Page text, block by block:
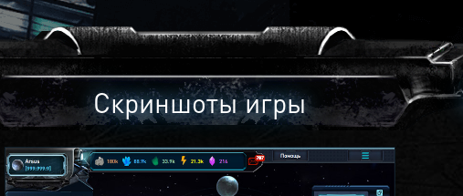
Скриншоты игры